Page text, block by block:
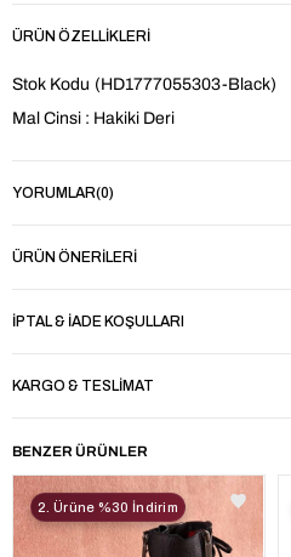
ÜRÜN ÖZELLIKLERI
Stok Kodu (HD1777055303-Black)
Mal Cinsi : Hakiki Deri
YORUMLAR(0)
ÜRÜN ÖNERILERI
İPTAL & İADE KOŞULLARI
KARGO & TESLIMAT
BENZER ÜRÜNLER
2. Ürüne %30 İndirim